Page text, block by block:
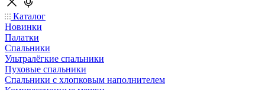
Каталог
Новинки
Палатки
Спальники
Ультралёгкие спальники
Пуховые спальники
Спальники с хлопковым наполнителем